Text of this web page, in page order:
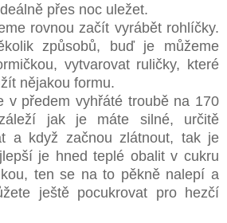
přes noc uležet.
rovnou začít vyrábět rohlíčky.
způsobů, buď je můžeme
vytvarovat ruličky, které
nějakou formu.
v předem vyhřáté troubě na 170
jak je máte silné, určitě
a když začnou zlátnout, tak je
je hned teplé obalit v cukru
ten se na to pěkně nalepí a
ještě pocukrovat pro hezčí